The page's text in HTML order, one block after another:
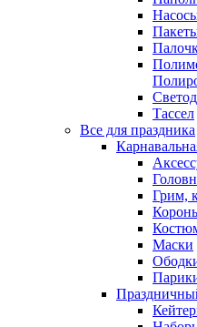
Тассел
Все для праздника
Грим,
Маски